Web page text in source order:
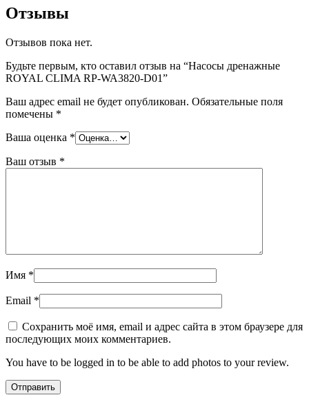
Отзывы
Отзывов пока нет.
Будьте первым, кто оставил отзыв на “Насосы дренажные
ROYAL CLIMA RP-WA3820-D01”
Ваш адрес email не будет опубликован. Обязательные поля
помечены *
Ваша оценка *
Ваш отзыв *
Имя *
Email *
Сохранить моё имя, email и адрес сайта в этом браузере для
последующих моих комментариев.
You have to be logged in to be able to add photos to your review.